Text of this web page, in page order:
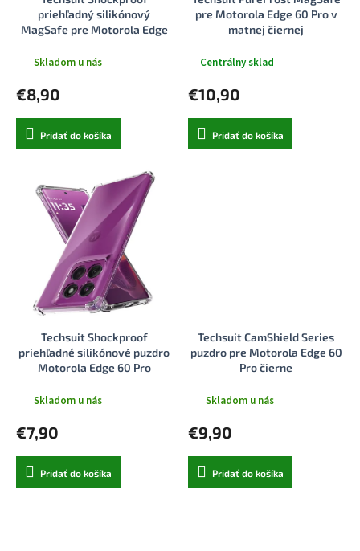
priehľadný silikónový
MagSafe pre Motorola Edge
Skladom u nás
€8,90
Pridať do košíka
pre Motorola Edge 60 Pro v
matnej čiernej
Centrálny sklad
€10,90
Pridať do košíka
Techsuit Shockproof
priehľadné silikónové puzdro
Motorola Edge 60 Pro
Skladom u nás
€7,90
Pridať do košíka
Techsuit CamShield Series
puzdro pre Motorola Edge 60
Pro čierne
Skladom u nás
€9,90
Pridať do košíka